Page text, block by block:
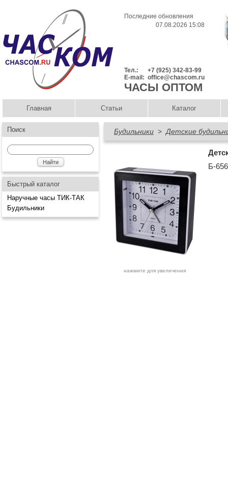
Последние обновления
07.08.2026 15:08
Тел.:
+7 (925) 342-83-99
E-mail: office@chascom.ru
ЧАСЫ ОПТОМ
Главная Статьи Каталог
Поиск
Быстрый каталог
Наручные часы ТИК-ТАК
Будильники
Будильники > Детские
нажмите для увеличения
Б-